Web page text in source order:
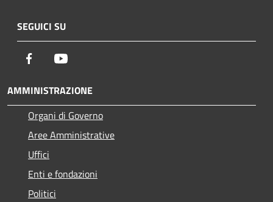
SEGUICI SU
Facebook
AMMINISTRAZIONE
Organi di Governo
Aree Amministrative
Uffici
Enti e fondazioni
Politici